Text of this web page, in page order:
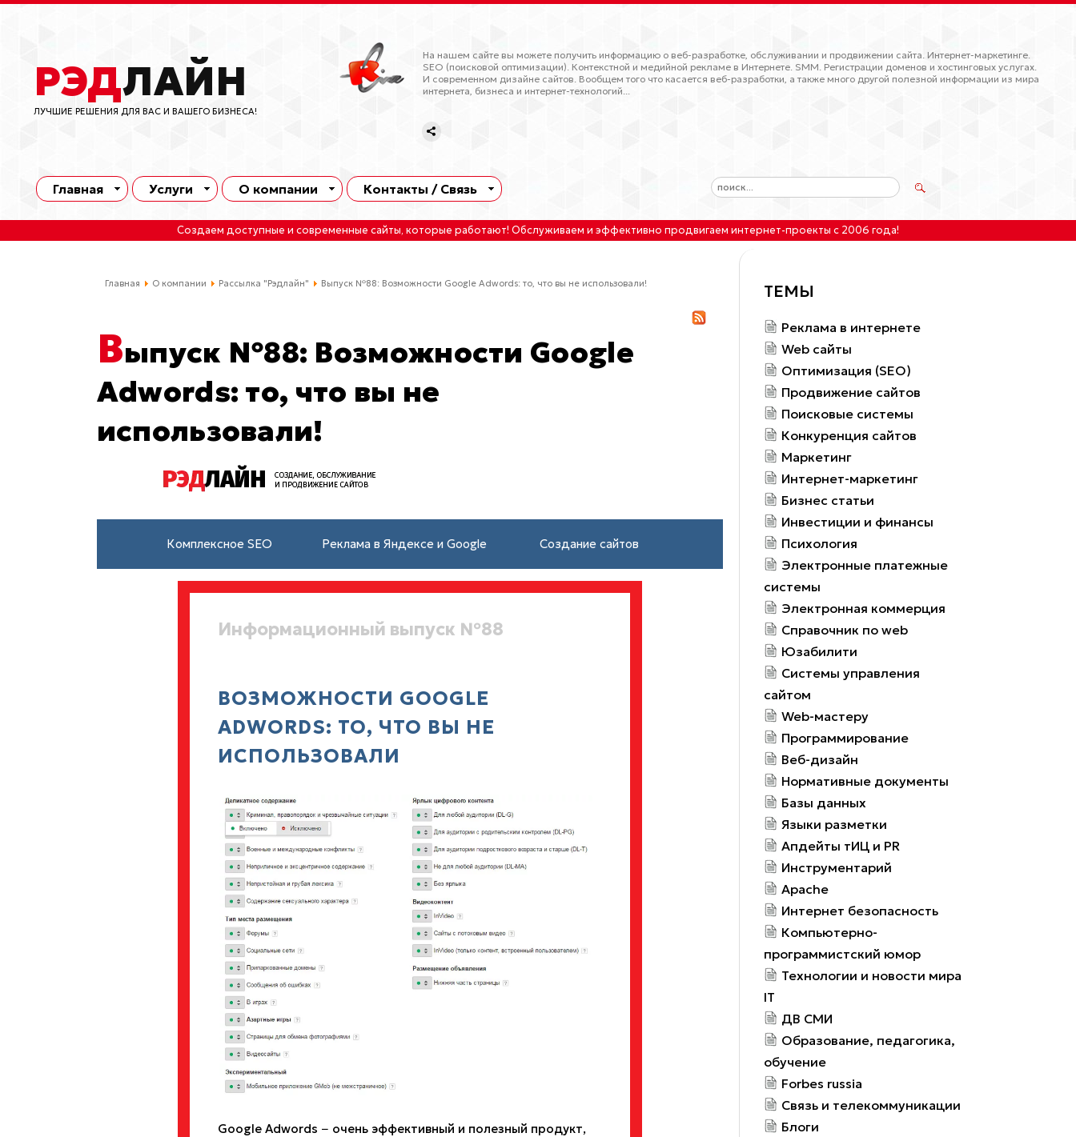
РЭДЛАЙН
ЛУЧШИЕ РЕШЕНИЯ ДЛЯ ВАС И ВАШЕГО БИЗНЕСА!
На нашем сайте вы можете получить информацию о веб-разработке, обслуживании и продвижении сайта. Интернет-маркетинге.
SEO (поисковой оптимизации). Контекстной и медийной рекламе в Интернете. SMM. Регистрации доменов и хостинговых услугах.
И современном дизайне сайтов. Вообщем того что касается веб-разработки, а также много другой полезной информации из мира
интернета, бизнеса и интернет-технологий...
Главная Услуги О компании Контакты / Связь
Создаем доступные и современные сайты, которые работают! Обслуживаем и эффективно продвигаем интернет-проекты с 2006 года!
Главная О компании Рассылка "Рэдлайн" Выпуск №88: Возможности Google Adwords: то, что вы не использовали!
Выпуск №88: Возможности Google
Adwords: то, что вы не
использовали!
Комплексное SEO Реклама в Яндексе и Google Создание сайтов
Информационный выпуск №88
ВОЗМОЖНОСТИ GOOGLE
ADWORDS: ТО, ЧТО ВЫ НЕ
ИСПОЛЬЗОВАЛИ
Google Adwords − очень эффективный и полезный продукт,
ТЕМЫ
Реклама в интернете
Web сайты
Оптимизация (SEO)
Продвижение сайтов
Поисковые системы
Конкуренция сайтов
Маркетинг
Интернет-маркетинг
Бизнес статьи
Инвестиции и финансы
Психология
Электронные платежные
системы
Электронная коммерция
Справочник по web
Юзабилити
Системы управления
сайтом
Web-мастеру
Программирование
Веб-дизайн
Нормативные документы
Базы данных
Языки разметки
Апдейты тИЦ и PR
Инструментарий
Apache
Интернет безопасность
Компьютерно-
программистский юмор
Технологии и новости мира
IT
ДВ СМИ
Образование, педагогика,
обучение
Forbes russia
Связь и телекоммуникации
Блоги